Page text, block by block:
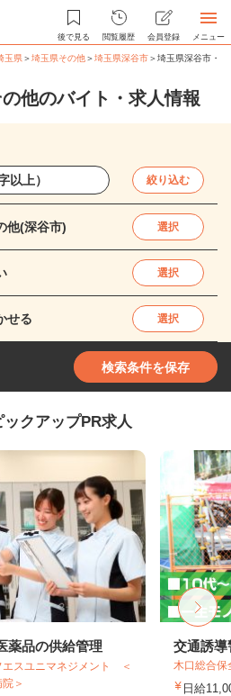
後で見る 閲覧履歴 会員登録 メニュー
玉県＞埼玉県その他＞埼玉県深谷市＞埼玉県深谷市・
他のバイト・求人情報
絞り込む
他(深谷市) 選択
選択
せる 選択
検索条件を保存
クアップPR求人
薬品の供給管理
スユニマネジメント ＜
＞
交通誘導
木口総合保
日給